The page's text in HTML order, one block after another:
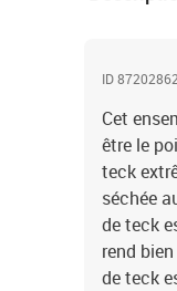
ID
Cet
être le
teck
séchée
de teck
rend
de teck